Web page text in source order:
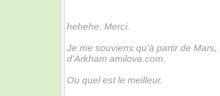
hehehe. Merci.
Je me souviens qu'à partir de
d'Arkham amilova.com.
Ou quel est le meilleur.